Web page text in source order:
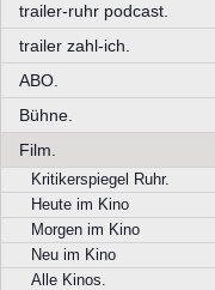
trailer-ruhr podcast.
trailer zahl-ich.
ABO.
Bühne.
Film.
Kritikerspiegel Ruhr.
Heute im Kino
Morgen im Kino
Neu im Kino
Alle Kinos.